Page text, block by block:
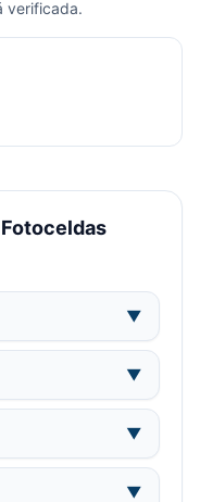
verificada.
▼
▼
▼
▼